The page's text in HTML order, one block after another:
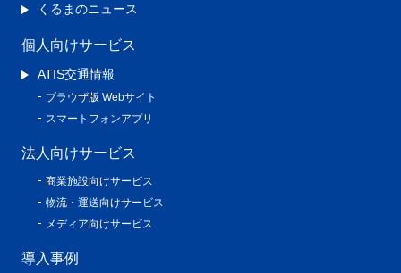
くるまのニュース
個人向けサービス
ATIS交通情報
ブラウザ版 Webサイト
スマートフォンアプリ
法人向けサービス
商業施設向けサービス
物流・運送向けサービス
メディア向けサービス
導入事例